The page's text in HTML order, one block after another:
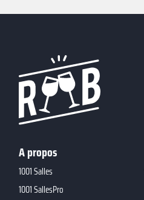
A propos
1001 Salles
1001 SallesPro